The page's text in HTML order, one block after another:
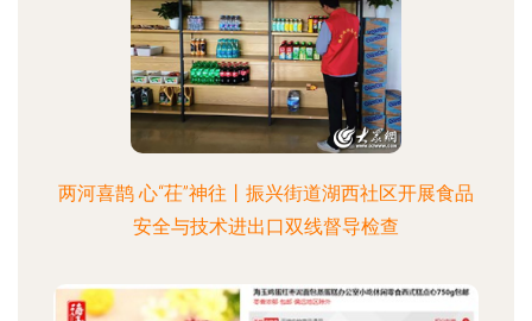
两河喜鹊 心“茌”神往丨振兴街道湖西社区开展食品
安全与技术进出口双线督导检查